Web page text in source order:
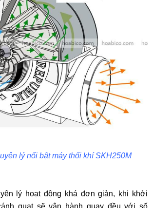
lý nổi bật máy thổi khí SKH250M
lý hoạt động khá đơn giản, khi khởi
quạt sẽ vận hành quay đều với số